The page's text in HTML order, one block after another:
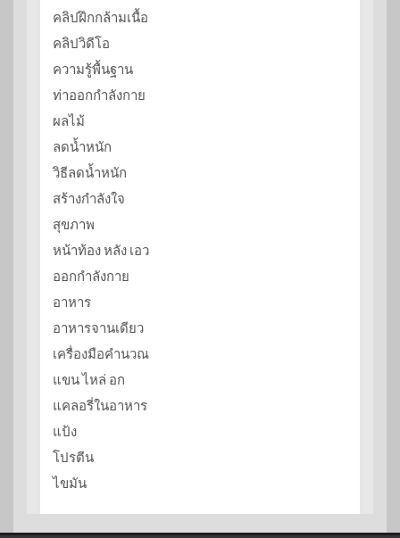
คลิปฝึกกล้ามเนื้อ
คลิปวิดีโอ
ความรู้พื้นฐาน
ท่าออกกำลังกาย
ผลไม้
ลดน้ำหนัก
วิธีลดน้ำหนัก
สร้างกำลังใจ
สุขภาพ
หน้าท้อง หลัง เอว
ออกกำลังกาย
อาหาร
อาหารจานเดียว
เครื่องมือคำนวณ
แขน ไหล่ อก
แคลอรี่ในอาหาร
แป้ง
โปรตีน
ไขมัน